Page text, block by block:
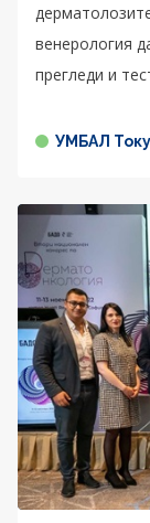
венерология
прегледи и
УМБАЛ